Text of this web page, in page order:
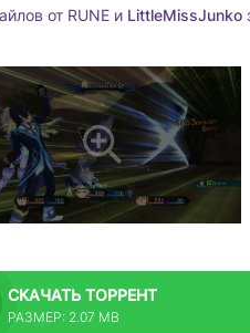
от RUNE и LittleMissJunko
СКАЧАТЬ ТОРРЕНТ
РАЗМЕР: 2.07 MB